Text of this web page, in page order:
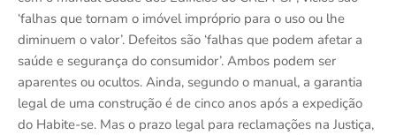
‘falhas que tornam o imóvel impróprio para o uso ou lhe
diminuem o valor’. Defeitos são ‘falhas que podem afetar a
saúde e segurança do consumidor’. Ambos podem ser
aparentes ou ocultos. Ainda, segundo o manual, a garantia
legal de uma construção é de cinco anos após a expedição
do Habite-se. Mas o prazo legal para reclamações na Justiça,